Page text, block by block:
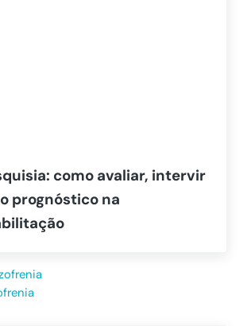
como avaliar, intervir
prognóstico na